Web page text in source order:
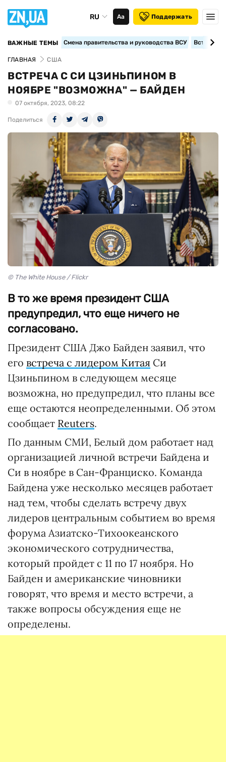
RU Аа Поддержать
ВАЖНЫЕ ТЕМЫ Смена правительства и руководства ВСУ
ГЛАВНАЯ США
ВСТРЕЧА С СИ ЦЗИНЬПИНОМ В
НОЯБРЕ "ВОЗМОЖНА" — БАЙДЕН
07 октября, 2023, 08:22
Поделиться
© The White House / Flickr
В то же время президент США
предупредил, что еще ничего не
согласовано.
Президент США Джо Байден заявил, что
его встреча с лидером Китая Си
Цзиньпином в следующем месяце
возможна, но предупредил, что планы все
еще остаются неопределенными. Об этом
сообщает Reuters.
По данным СМИ, Белый дом работает над
организацией личной встречи Байдена и
Си в ноябре в Сан-Франциско. Команда
Байдена уже несколько месяцев работает
над тем, чтобы сделать встречу двух
лидеров центральным событием во время
форума Азиатско-Тихоокеанского
экономического сотрудничества,
который пройдет с 11 по 17 ноября. Но
Байден и американские чиновники
говорят, что время и место встречи, а
также вопросы обсуждения еще не
определены.